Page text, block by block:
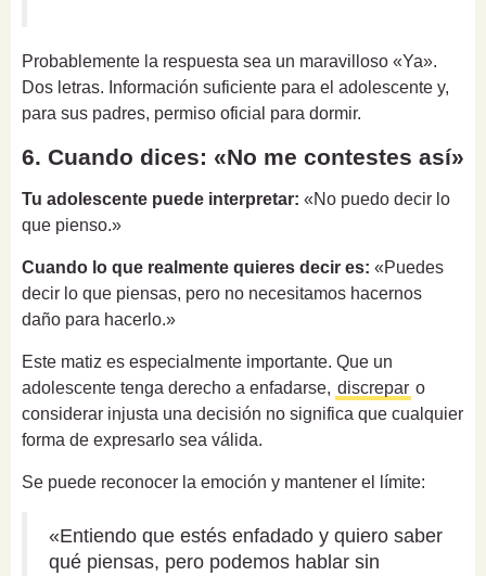
Probablemente la respuesta sea un maravilloso «Ya».
Dos letras. Información suficiente para el adolescente y,
para sus padres, permiso oficial para dormir.
6. Cuando dices: «No me contestes así»
Tu adolescente puede interpretar: «No puedo decir lo
que pienso.»
Cuando lo que realmente quieres decir es: «Puedes
decir lo que piensas, pero no necesitamos hacernos
daño para hacerlo.»
Este matiz es especialmente importante. Que un
adolescente tenga derecho a enfadarse, discrepar o
considerar injusta una decisión no significa que cualquier
forma de expresarlo sea válida.
Se puede reconocer la emoción y mantener el límite:
«Entiendo que estés enfadado y quiero saber
qué piensas, pero podemos hablar sin